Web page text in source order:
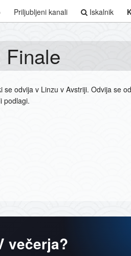
Priljubljeni kanali Iskalnik
Finale
se odvija v Linzu v Avstriji. Odvija se
podlagi.
večerja?